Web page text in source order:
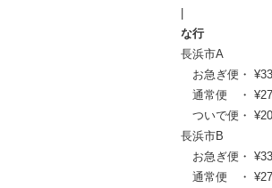
な行
長浜市A
お急ぎ便・
通常便 ・
ついで便・
長浜市B
お急ぎ便・
通常便 ・